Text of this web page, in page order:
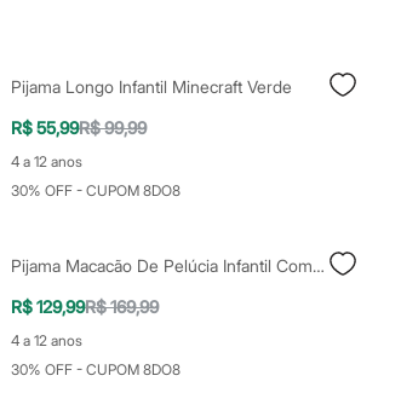
Pijama Longo Infantil Minecraft Verde
R$ 55,99R$ 99,99
4 a 12 anos
30% OFF - CUPOM 8DO8
Pijama Macacão De Pelúcia Infantil Com Capuz Sonic Azul
R$ 129,99R$ 169,99
4 a 12 anos
30% OFF - CUPOM 8DO8